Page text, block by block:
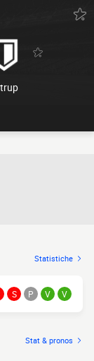
Statistiche
S P V V
Stat & pronos